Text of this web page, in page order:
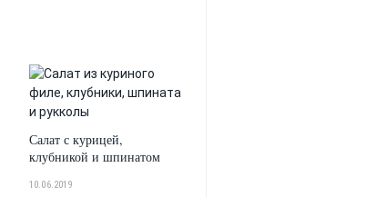
Салат с курицей,
клубникой и шпинатом
10.06.2019